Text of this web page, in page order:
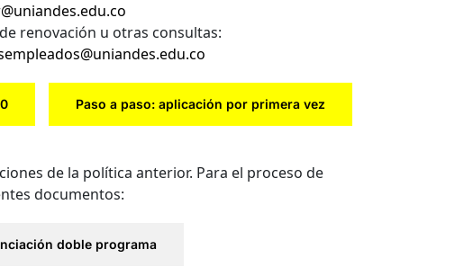
renovación u otras consultas:
Paso a paso: aplicación por primera vez
de la política anterior. Para el proceso de
documentos:
doble programa